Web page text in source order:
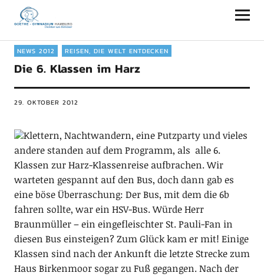
Goethe-Gymnasium Hamburg
NEWS 2012 REISEN, DIE WELT ENTDECKEN
Die 6. Klassen im Harz
29. OKTOBER 2012
Klettern, Nachtwandern, eine Putzparty und vieles
andere standen auf dem Programm, als alle 6.
Klassen zur Harz-Klassenreise aufbrachen. Wir
warteten gespannt auf den Bus, doch dann gab es
eine böse Überraschung: Der Bus, mit dem die 6b
fahren sollte, war ein HSV-Bus. Würde Herr
Braunmüller – ein eingefleischter St. Pauli-Fan in
diesen Bus einsteigen? Zum Glück kam er mit! Einige
Klassen sind nach der Ankunft die letzte Strecke zum
Haus Birkenmoor sogar zu Fuß gegangen. Nach der